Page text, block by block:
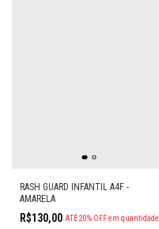
RASH GUARD INFANTIL A4F -
AMARELA
R$130,00 ATÉ 20% OFFem quantidade